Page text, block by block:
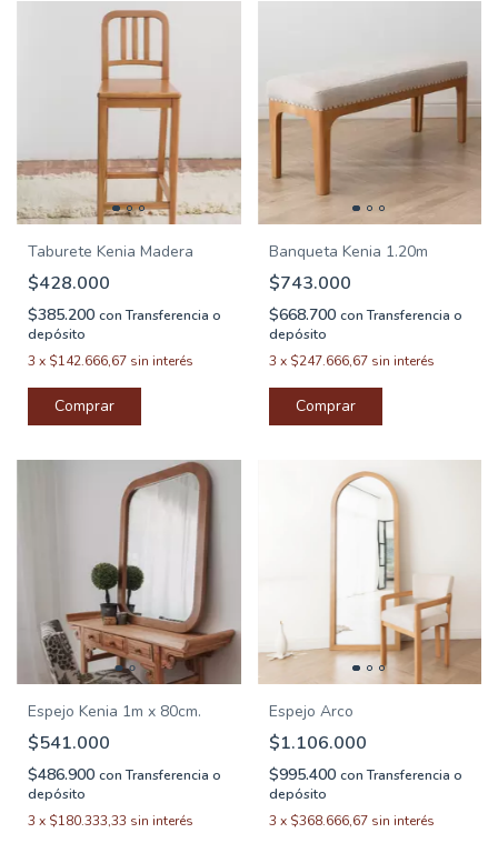
Taburete Kenia Madera
$428.000
$385.200 con Transferencia o
depósito
3 x $142.666,67 sin interés
Banqueta Kenia 1.20m
$743.000
$668.700 con Transferencia o
depósito
3 x $247.666,67 sin interés
Espejo Kenia 1m x 80cm.
$541.000
$486.900 con Transferencia o
depósito
3 x $180.333,33 sin interés
Espejo Arco
$1.106.000
$995.400 con Transferencia o
depósito
3 x $368.666,67 sin interés